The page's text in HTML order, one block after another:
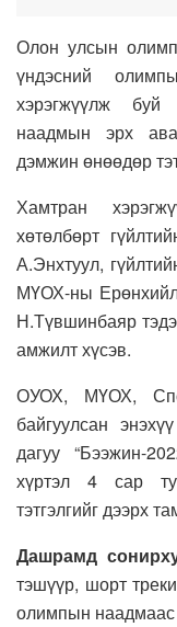
Олон улсын
үндэсний
хэрэгжүүлж буй
наадмын эрх
дэмжин өнөөдөр
Хамтран
хөтөлбөрт
А.Энхтуул,
МҮОХ-ны
Н.Түвшинбаяр
амжилт хүсэв.
ОУОХ, МҮОХ,
байгуулсан
дагуу “Бээжин-
хүртэл 4 сар
тэтгэлгийг дээрх
Дашрамд
тэшүүр, шорт
олимпын наадмаас